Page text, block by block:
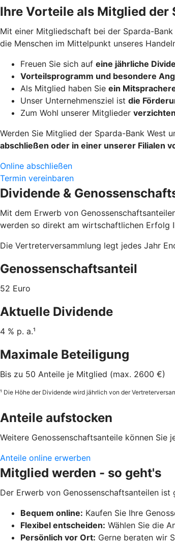
Ihre Vorteile als Mitglied der
Mit einer Mitgliedschaft bei der Sparda-
die Menschen im Mittelpunkt unseres
Freuen Sie sich auf eine jährliche
Vorteilsprogramm und besondere
Als Mitglied haben Sie ein
Unser Unternehmensziel ist die
Zum Wohl unserer Mitglieder
Werden Sie Mitglied der Sparda-Bank West
abschließen oder in einer unserer Filialen
Online abschließen
Termin vereinbaren
Dividende &
Mit dem Erwerb von
werden so direkt am wirtschaftlichen Erfolg
Die Vertreterversammlung legt jedes Jahr
Genossenschaftsanteil
52 Euro
Aktuelle Dividende
4 % p. a.¹
Maximale Beteiligung
Bis zu 50 Anteile je Mitglied (max. 2600 €)
¹ Die Höhe der Dividende wird jährlich von der
Anteile aufstocken
Weitere Genossenschaftsanteile können Sie
Anteile online erwerben
Mitglied werden - so geht's
Der Erwerb von Genossenschaftsanteilen ist
Bequem online: Kaufen Sie Ihre
Flexibel entscheiden: Wählen Sie die
Persönlich vor Ort: Gerne beraten wir